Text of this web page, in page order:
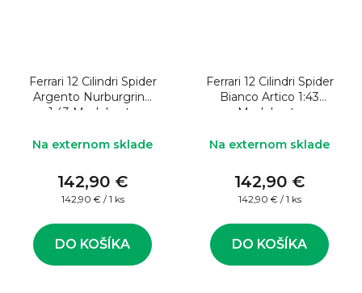
Ferrari 12 Cilindri Spider
Argento Nurburgring
1:43 Model auta
Na externom sklade
142,90 €
Jednotková
142,90 € / 1 ks
DO KOŠÍKA
Ferrari 12 Cilindri Spider
Bianco Artico 1:43
Model auta
Na externom sklade
142,90 €
Jednotková
142,90 € / 1 ks
DO KOŠÍKA